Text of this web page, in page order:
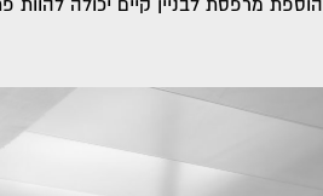
הוספת מרפסת לבניין קיים יכולה להוות